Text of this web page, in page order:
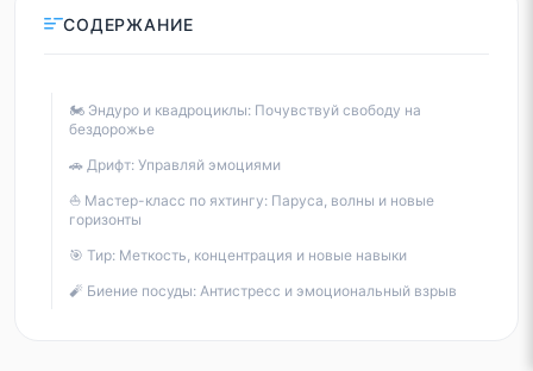
СОДЕРЖАНИЕ
🏍️ Эндуро и квадроциклы: Почувствуй свободу на
бездорожье
🚗 Дрифт: Управляй эмоциями
⛵ Мастер-класс по яхтингу: Паруса, волны и новые
горизонты
🎯 Тир: Меткость, концентрация и новые навыки
🧨 Биение посуды: Антистресс и эмоциональный взрыв